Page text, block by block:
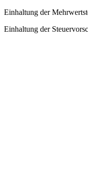
Einhaltung der
Einhaltung der